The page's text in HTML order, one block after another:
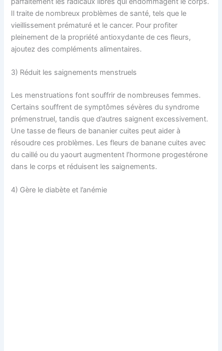
Il traite de nombreux problèmes de santé, tels que le
vieillissement prématuré et le cancer. Pour profiter
pleinement de la propriété antioxydante de ces fleurs,
ajoutez des compléments alimentaires.
3) Réduit les saignements menstruels
Les menstruations font souffrir de nombreuses femmes.
Certains souffrent de symptômes sévères du syndrome
prémenstruel, tandis que d’autres saignent excessivement.
Une tasse de fleurs de bananier cuites peut aider à
résoudre ces problèmes. Les fleurs de banane cuites avec
du caillé ou du yaourt augmentent l’hormone progestérone
dans le corps et réduisent les saignements.
4) Gère le diabète et l’anémie